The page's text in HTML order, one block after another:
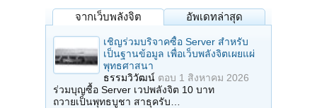
จากเว็บพลังจิต อัพเดทล่าสุด
เชิญร่วมบริจาคซื้อ Server สำหรับ
เป็นฐานข้อมูล เพื่อเว็บพลังจิตเผยแผ่
พุทธศาสนา
ธรรมวิวัฒน์ ตอบ 1 สิงหาคม 2026
ร่วมบุญซื้อ Server เวปพลังจิต 10 บาท
ถวายเป็นพุทธบูชา สาธุครับ…